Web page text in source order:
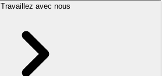
Travaillez avec nous